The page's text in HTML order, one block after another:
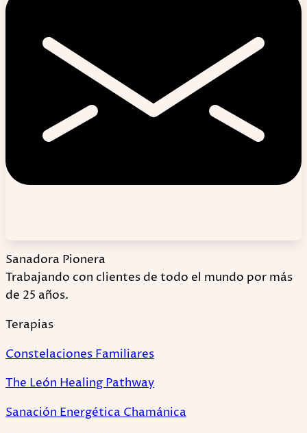
Sanadora Pionera
Trabajando con clientes de todo el mundo por más
de 25 años.
Terapias
Constelaciones Familiares
The León Healing Pathway
Sanación Energética Chamánica